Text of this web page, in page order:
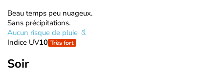
Beau temps peu nuageux.
Sans précipitations.
Aucun risque de pluie
Indice UV10 Très fort
Soir